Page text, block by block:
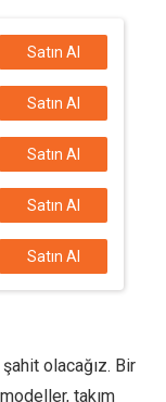
Satın Al
Satın Al
Satın Al
Satın Al
Satın Al
olacağız. Bir
takım